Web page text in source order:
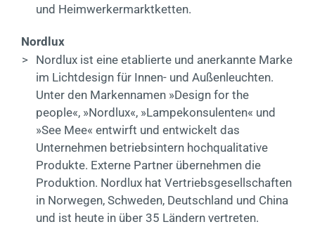
und Heimwerkermarktketten.
Nordlux
>
Nordlux ist eine etablierte und anerkannte Marke
im Lichtdesign für Innen- und Außenleuchten.
Unter den Markennamen »Design for the
people«, »Nordlux«, »Lampekonsulenten« und
»See Mee« entwirft und entwickelt das
Unternehmen betriebsintern hochqualitative
Produkte. Externe Partner übernehmen die
Produktion. Nordlux hat Vertriebsgesellschaften
in Norwegen, Schweden, Deutschland und China
und ist heute in über 35 Ländern vertreten.